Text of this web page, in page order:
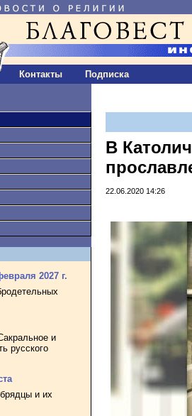
Контакты Подписка
2027 г.
и
русского
и их
В
22.06.2020 14:26